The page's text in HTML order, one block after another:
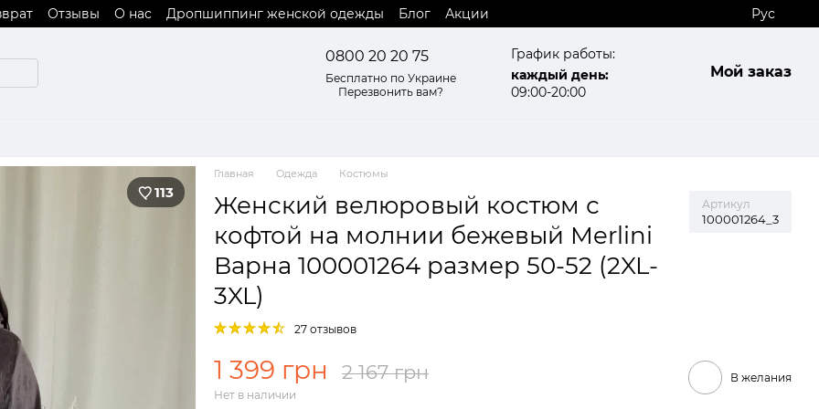
Отзывы О нас Дропшиппинг женской одежды Блог
Акции
Рус
0800 20 20 75
Бесплатно по Украине
Перезвонить вам?
График работы:
каждый день:
09:00-20:00
Мой заказ
113
Главная Одежда Костюмы
Женский велюровый костюм с
кофтой на молнии бежевый Merlini
Варна 100001264 размер 50-52 (2XL-
3XL)
Артикул
100001264_3
27 отзывов
1 399 грн 2 167 грн
Нет в наличии
В желания